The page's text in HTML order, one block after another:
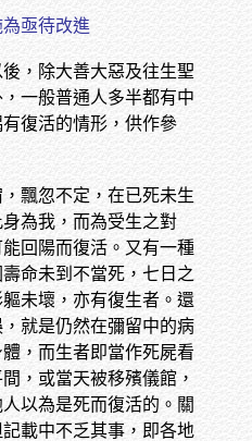
亟待改進
，除大善大惡及往生聖
一般普通人多半都有中
復活的情形，供作參
飄忽不定，在已死未生
為我，而為受生之對
回陽而復活。又有一種
命未到不當死，七日之
未壞，亦有復生者。還
就是仍然在彌留中的病
，而生者即當作死屍看
，或當天被移殯儀館，
以為是死而復活的。關
載中不乏其事，即各地